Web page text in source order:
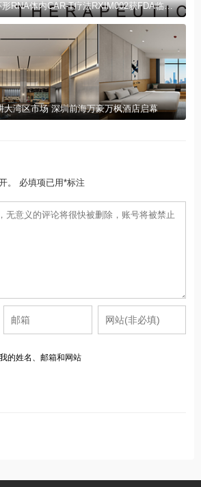
RiboX Therapeutics环形RNA体内CAR-T疗法RXIM002获FDA临床试验许可
大湾区市场 深圳前海万豪万枫酒店启幕
。 必填项已用*标注
的姓名、邮箱和网站